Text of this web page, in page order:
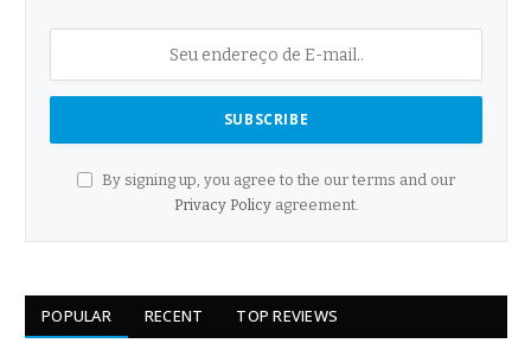
By signing up, you agree to the our terms and our
Privacy Policyagreement.
POPULAR RECENT TOP REVIEWS